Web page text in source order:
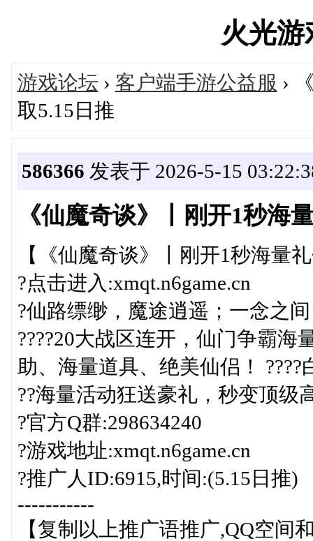
火光
游戏论坛 › 客户端手游公益服 ›
取5.15日推
586366 发表于 2026-5-15
《仙魔奇谈》丨刚开1秒海
【《仙魔奇谈》丨刚开1秒海量
?点击进入:xmqt.n6game.cn
?仙路缥缈，魔途逍遥；一念之
????20大战区连开，仙门争霸海
助、海量道具、绝美仙侣！
??海量活动狂送豪礼，秒变顶级
?官方Q群:298634240
?游戏地址:xmqt.n6game.cn
?推广人ID:6915,时间:(5.15日推)
-----------
【复制以上推广语推广,QQ空间